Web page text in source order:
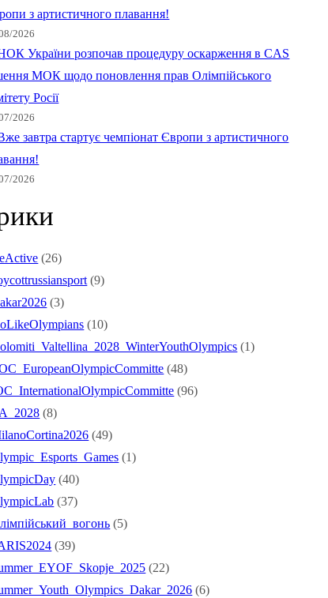
з артистичного плавання!
2026
України розпочав процедуру оскарження в CAS
МОК щодо поновлення прав Олімпійського
Росії
2026
завтра стартує чемпіонат Європи з артистичного
2026
(26)
(9)
(3)
(10)
(1)
(48)
(96)
(8)
(49)
(1)
(40)
(37)
(5)
(39)
(22)
(6)